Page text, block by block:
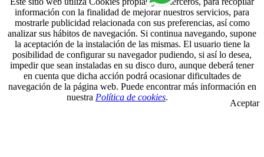
información con la finalidad de mejorar nuestros servicios, para
mostrarle publicidad relacionada con sus preferencias, así como
analizar sus hábitos de navegación. Si continua navegando, supone
la aceptación de la instalación de las mismas. El usuario tiene la
posibilidad de configurar su navegador pudiendo, si así lo desea,
impedir que sean instaladas en su disco duro, aunque deberá tener
en cuenta que dicha acción podrá ocasionar dificultades de
navegación de la página web. Puede encontrar más información en
nuestra Política de cookies.
Aceptar